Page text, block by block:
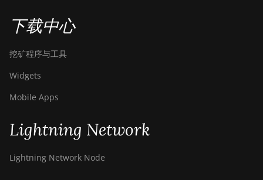
下载中心
挖矿程序与工具
Widgets
Mobile Apps
Lightning Network
Lightning Network Node